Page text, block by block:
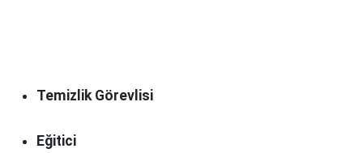
Temizlik Görevlisi
Eğitici